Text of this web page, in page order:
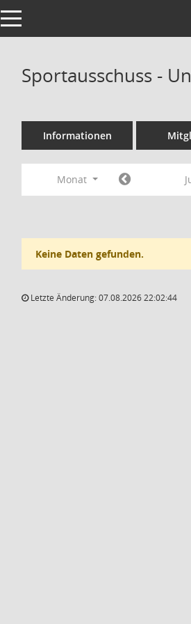
Toggle navigation
Sportausschuss -
Informationen
Monat
Keine Daten gefunden.
Letzte Änderung: 07.08.2026 22:02:44